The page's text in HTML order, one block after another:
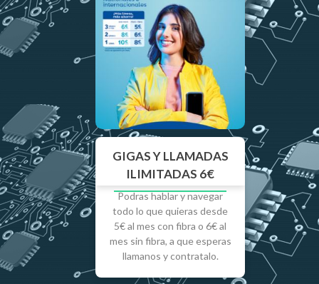
GIGAS Y LLAMADAS
ILIMITADAS 6€
Podras hablar y navegar
todo lo que quieras desde
5€ al mes con fibra o 6€ al
mes sin fibra, a que esperas
llamanos y contratalo.